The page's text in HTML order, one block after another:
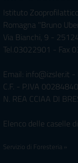
Istituto
Romagna "Bruno
Via Bianchi, 9 -
Tel.03022901 - Fax
Email: info@izsler.it
C.F. - P.IVA
N. REA CCIAA DI
Elenco delle caselle
Servizio di Foresteria »